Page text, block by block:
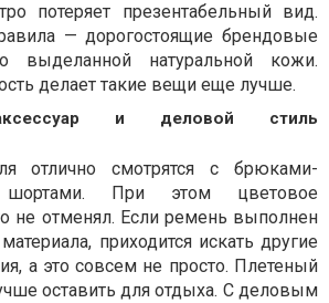
потеряет презентабельный вид.
— дорогостоящие брендовые
натуральной кожи.
делает такие вещи еще лучше.
и деловой стиль
отлично смотрятся с брюками-
При этом цветовое
не отменял. Если ремень выполнен
приходится искать другие
а это совсем не просто. Плетеный
оставить для отдыха. С деловым